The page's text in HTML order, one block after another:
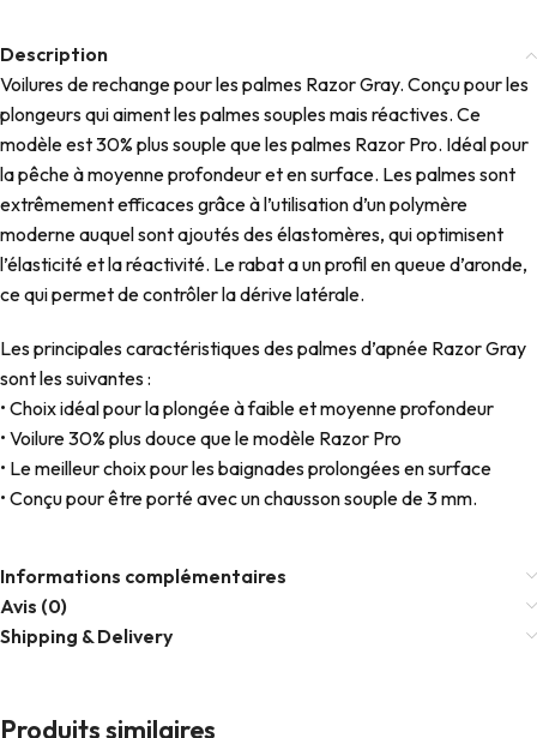
Description
Voilures de rechange pour les palmes Razor Gray. Conçu pour les
plongeurs qui aiment les palmes souples mais réactives. Ce
modèle est 30% plus souple que les palmes Razor Pro. Idéal pour
la pêche à moyenne profondeur et en surface. Les palmes sont
extrêmement efficaces grâce à l’utilisation d’un polymère
moderne auquel sont ajoutés des élastomères, qui optimisent
l’élasticité et la réactivité. Le rabat a un profil en queue d’aronde,
ce qui permet de contrôler la dérive latérale.
Les principales caractéristiques des palmes d’apnée Razor Gray
sont les suivantes :
• Choix idéal pour la plongée à faible et moyenne profondeur
• Voilure 30% plus douce que le modèle Razor Pro
• Le meilleur choix pour les baignades prolongées en surface
• Conçu pour être porté avec un chausson souple de 3 mm.
Informations complémentaires
Avis (0)
Shipping & Delivery
Produits similaires